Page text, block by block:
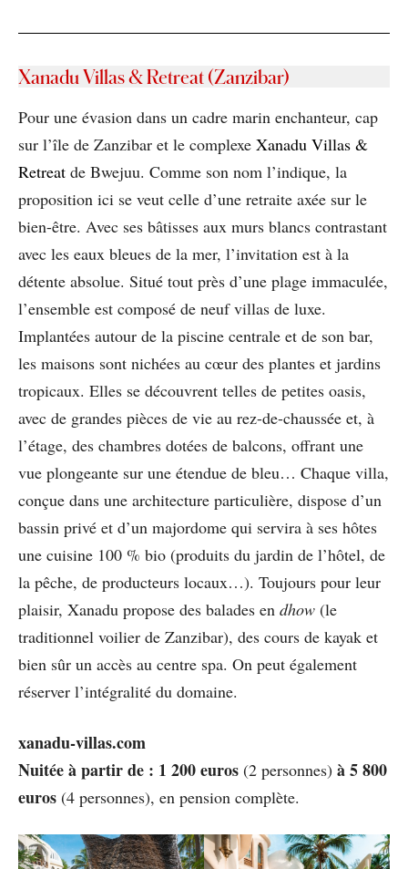
Xanadu Villas & Retreat (Zanzibar)
Pour une évasion dans un cadre marin enchanteur, cap
sur l’île de Zanzibar et le complexe Xanadu Villas &
Retreat de Bwejuu. Comme son nom l’indique, la
proposition ici se veut celle d’une retraite axée sur le
bien-être. Avec ses bâtisses aux murs blancs contrastant
avec les eaux bleues de la mer, l’invitation est à la
détente absolue. Situé tout près d’une plage immaculée,
l’ensemble est composé de neuf villas de luxe.
Implantées autour de la piscine centrale et de son bar,
les maisons sont nichées au cœur des plantes et jardins
tropicaux. Elles se découvrent telles de petites oasis,
avec de grandes pièces de vie au rez-de-chaussée et, à
l’étage, des chambres dotées de balcons, offrant une
vue plongeante sur une étendue de bleu… Chaque villa,
conçue dans une architecture particulière, dispose d’un
bassin privé et d’un majordome qui servira à ses hôtes
une cuisine 100 % bio (produits du jardin de l’hôtel, de
la pêche, de producteurs locaux…). Toujours pour leur
plaisir, Xanadu propose des balades en dhow (le
traditionnel voilier de Zanzibar), des cours de kayak et
bien sûr un accès au centre spa. On peut également
réserver l’intégralité du domaine.
xanadu-villas.com
Nuitée à partir de : 1 200 euros (2 personnes) à 5 800
euros (4 personnes), en pension complète.